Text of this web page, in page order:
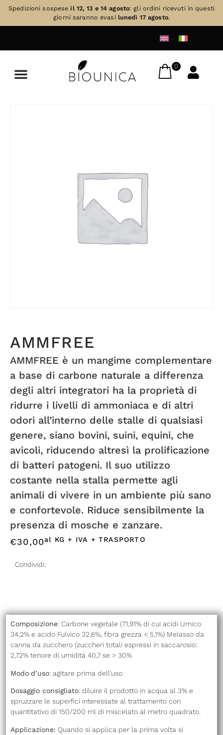
Spedizioni sospeseil 12, 13 e 14 agosto: gli ordini ricevuti in questi
giorni saranno evasi lunedì 17 agosto.
0
AMMFREE
AMMFREE è un mangime complementare
a base di carbone naturale a differenza
degli altri integratori ha la proprietà di
ridurre i livelli di ammoniaca e di altri
odori all’interno delle stalle di qualsiasi
genere, siano bovini, suini, equini, che
avicoli, riducendo altresì la prolificazione
di batteri patogeni. Il suo utilizzo
costante nella stalla permette agli
animali di vivere in un ambiente più sano
e confortevole. Riduce sensibilmente la
presenza di mosche e zanzare.
€30,00al KG + IVA + TRASPORTO
Condividi:
Composizione: Carbone vegetale (71,91% di cui acidi Umico
34,2% e acido Fulvico 32,6%, fibra grezza < 5,1%) Melasso da
canna da zucchero (zuccheri totali espressi in saccarosio:
2,72% tenore di umidità 40,7 se > 30%
Modo d’uso: agitare prima dell’uso
Dosaggio consigliato: diluire il prodotto in acqua al 3% e
spruzzare le superfici interessate al trattamento con
quantitativo di 150/200 ml di miscelato al metro quadrato.
Applicazione: Quando si applica per la prima volta si